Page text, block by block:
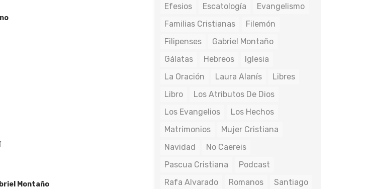
Montaño
Efesios
Escatología
Evangelismo
Familias Cristianas
Filemón
Filipenses
Gabriel Montaño
Gálatas
Hebreos
Iglesia
La Oración
Laura Alanís
Libres
Libro
Los Atributos De Dios
Los Evangelios
Los Hechos
Matrimonios
Mujer Cristiana
Navidad
No Caereis
Pascua Cristiana
Podcast
Rafa Alvarado
Romanos
Santiago